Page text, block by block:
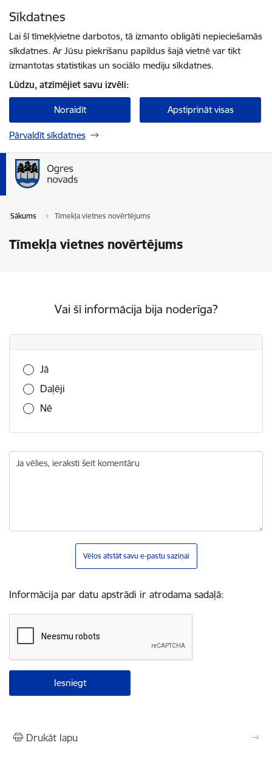
Sīkdatnes
Lai šī tīmekļvietne darbotos, tā izmanto obligāti nepieciešamās
sīkdatnes. Ar Jūsu piekrišanu papildus šajā vietnē var tikt
izmantotas statistikas un sociālo mediju sīkdatnes.
Lūdzu, atzīmējiet savu izvēli:
Noraidīt Apstiprināt visas
Pārvaldīt sīkdatnes
Sākums Tīmekļa vietnes novērtējums
Tīmekļa vietnes novērtējums
Vai šī informācija bija noderīga?
Vai šī informācija bija noderīga?
Jā
Daļēji
Nē
Ja vēlies, ieraksti šeit komentāru
Vēlos atstāt savu e-pastu saziņai
Informācija par datu apstrādi ir atrodama sadaļā:
Drukāt lapu